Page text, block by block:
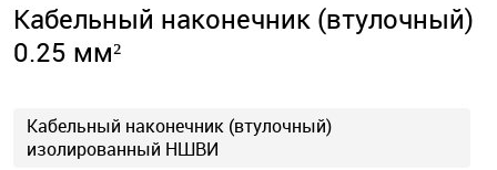
Кабельный наконечник (втулочный)
0.25 мм²
Кабельный наконечник (втулочный)
изолированный НШВИ